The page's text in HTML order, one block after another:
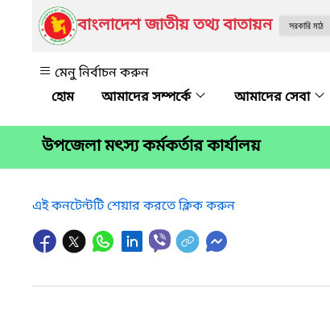
বাংলাদেশ জাতীয় তথ্য বাতায়ন
মেনু নির্বাচন করুন
আমাদের সম্পর্কে
আমাদের সেবা
উপজেলা মৎস্য কর্মকর্তার কার্যালয়
এই কনটেন্টটি শেয়ার করতে ক্লিক করুন